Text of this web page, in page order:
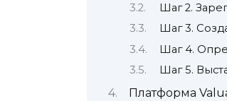
Шаг 2.
Шаг 3.
Шаг 4.
Шаг 5.
Платформа